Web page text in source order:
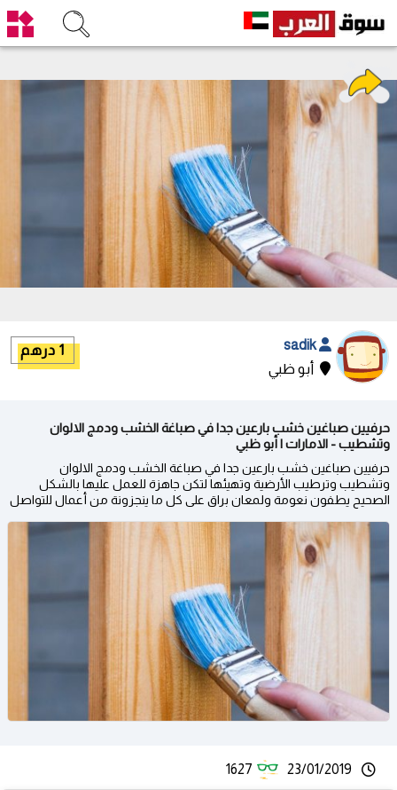
أبو ظبي
1 درهم
حرفيين صباغين خشب بارعين جدا في صباغة الخشب ودمج الالوان
وتشطيب - الامارات | أبو ظبي
حرفيين صباغين خشب بارعين جدا في صباغة الخشب ودمج الالوان
وتشطيب وترطيب الأرضية وتهيئها لتكن جاهزة للعمل عليها بالشكل
الصحيح يطفون نعومة ولمعان براق على كل ما ينجزونة من أعمال للتواصل​
23/01/2019
1627